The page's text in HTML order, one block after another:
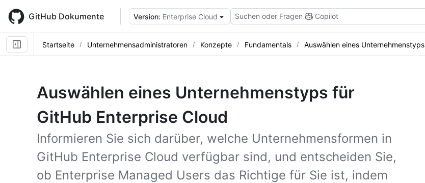
main
content
GitHub Dokumente Version: Enterprise Cloud Suchen oder Fragen Copilot
Startseite Unternehmensadministratoren Konzepte Fundamentals Auswählen eines Unternehmenstyps
Auswählen eines Unternehmenstyps für
GitHub Enterprise Cloud
Informieren Sie sich darüber, welche Unternehmensformen in
GitHub Enterprise Cloud verfügbar sind, und entscheiden Sie,
ob Enterprise Managed Users das Richtige für Sie ist, indem